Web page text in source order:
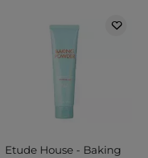
Etude House - Baking